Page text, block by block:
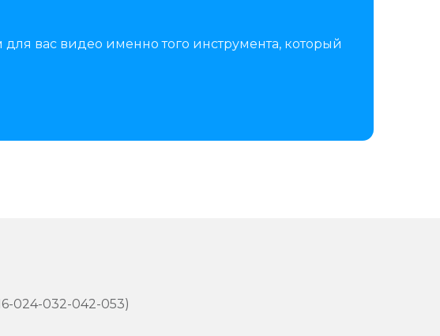
вас видео именно того инструмента, который
024-032-042-053)